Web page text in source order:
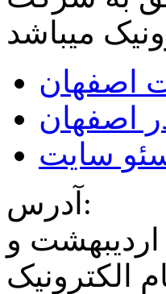
اصفهان
اصفهان
سایت
آدرس:
اردیبهشت و
الکترونیک